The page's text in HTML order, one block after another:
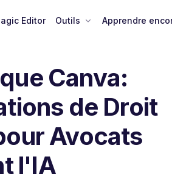
Editor Outils Apprendre
Canva:
de Droit
Avocats
l'IA